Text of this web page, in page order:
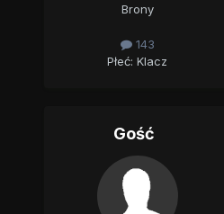
Brony
143
Płeć: Klacz
Gość